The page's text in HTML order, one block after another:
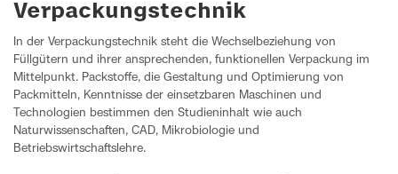
Verpackungstechnik
In der Verpackungstechnik steht die Wechselbeziehung von
Füllgütern und ihrer ansprechenden, funktionellen Verpackung im
Mittelpunkt. Packstoffe, die Gestaltung und Optimierung von
Packmitteln, Kenntnisse der einsetzbaren Maschinen und
Technologien bestimmen den Studieninhalt wie auch
Naturwissenschaften, CAD, Mikrobiologie und
Betriebswirtschaftslehre.